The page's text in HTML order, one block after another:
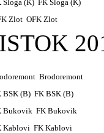
FK Sloga (K)
OFK Zlot
Brodoremont
FK BSK (B)
FK Bukovik
FK Kablovi